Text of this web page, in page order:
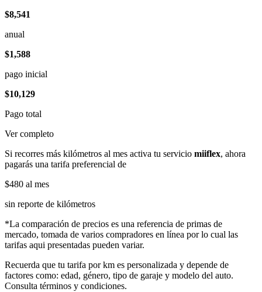
$8,541
anual
$1,588
pago inicial
$10,129
Pago total
Ver completo
Si recorres más kilómetros al mes activa tu servicio miiflex, ahora
pagarás una tarifa preferencial de
$480 al mes
sin reporte de kilómetros
*La comparación de precios es una referencia de primas de
mercado, tomada de varios compradores en línea por lo cual las
tarifas aqui presentadas pueden variar.
Recuerda que tu tarifa por km es personalizada y depende de
factores como: edad, género, tipo de garaje y modelo del auto.
Consulta términos y condiciones.